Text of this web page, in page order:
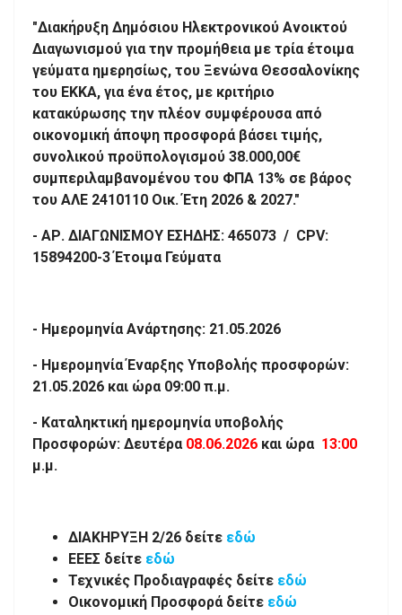
"Διακήρυξη Δημόσιου Ηλεκτρονικού Ανοικτού
Διαγωνισμού για την προμήθεια με τρία έτοιμα
γεύματα ημερησίως, του Ξενώνα Θεσσαλονίκης
του ΕΚΚΑ, για ένα έτος, με κριτήριο
κατακύρωσης την πλέον συμφέρουσα από
οικονομική άποψη προσφορά βάσει τιμής,
συνολικού προϋπολογισμού 38.000,00€
συμπεριλαμβανομένου του ΦΠΑ 13% σε βάρος
του ΑΛΕ 2410110 Οικ. Έτη 2026 & 2027."
- ΑΡ. ΔΙΑΓΩΝΙΣΜΟΥ ΕΣΗΔΗΣ: 465073 / CPV:
15894200-3 Έτοιμα Γεύματα
- Ημερομηνία Ανάρτησης: 21.05.2026
- Ημερομηνία Έναρξης Υποβολής προσφορών:
21.05.2026 και ώρα 09:00 π.μ.
- Καταληκτική ημερομηνία υποβολής
Προσφορών: Δευτέρα 08.06.2026 και ώρα 13:00
μ.μ.
ΔΙΑΚΗΡΥΞΗ 2/26 δείτε εδώ
ΕΕΕΣ δείτε εδώ
Τεχνικές Προδιαγραφές δείτε εδώ
Οικονομική Προσφορά δείτε εδώ